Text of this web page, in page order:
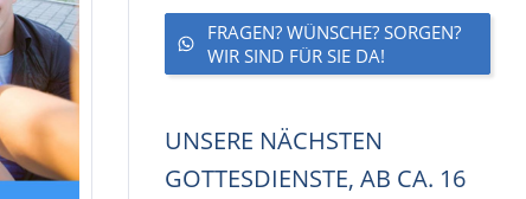
FRAGEN? WÜNSCHE? SORGEN?
WIR SIND FÜR SIE DA!
UNSERE NÄCHSTEN
GOTTESDIENSTE, AB CA. 16